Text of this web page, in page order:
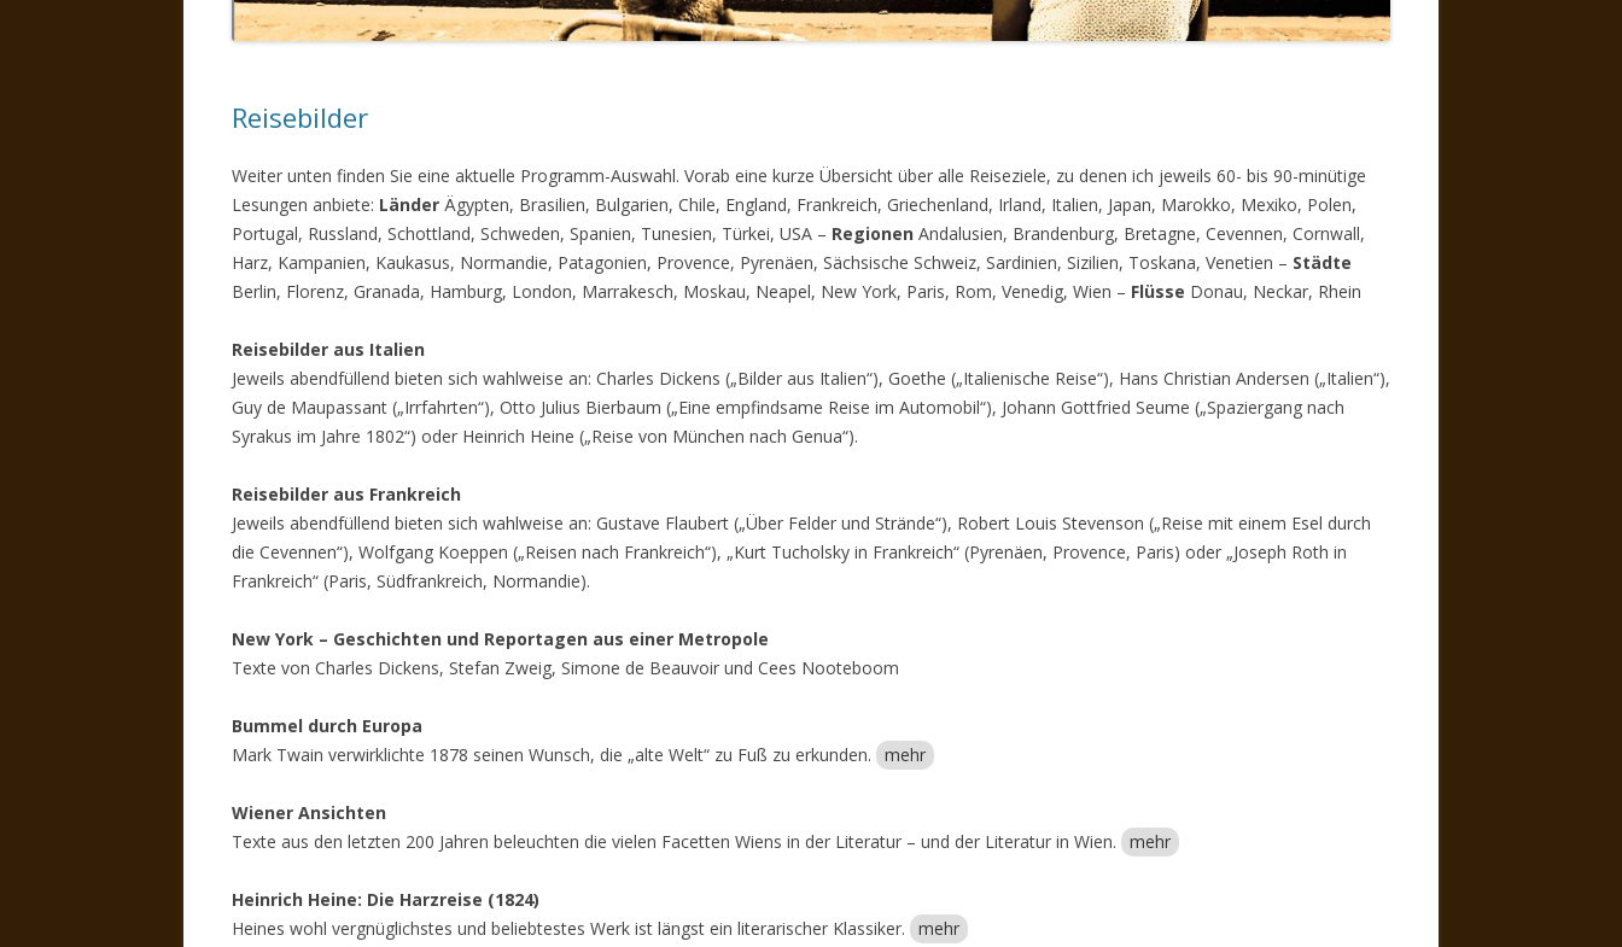
Reisebilder
Weiter unten finden Sie eine aktuelle Programm-Auswahl. Vorab eine kurze Übersicht über alle Reiseziele, zu denen ich jeweils 60- bis 90-minütige
Lesungen anbiete: Länder Ägypten, Brasilien, Bulgarien, Chile, England, Frankreich, Griechenland, Irland, Italien, Japan, Marokko, Mexiko, Polen,
Portugal, Russland, Schottland, Schweden, Spanien, Tunesien, Türkei, USA – Regionen Andalusien, Brandenburg, Bretagne, Cevennen, Cornwall,
Harz, Kampanien, Kaukasus, Normandie, Patagonien, Provence, Pyrenäen, Sächsische Schweiz, Sardinien, Sizilien, Toskana, Venetien – Städte
Berlin, Florenz, Granada, Hamburg, London, Marrakesch, Moskau, Neapel, New York, Paris, Rom, Venedig, Wien – Flüsse Donau, Neckar, Rhein
Reisebilder aus Italien
Jeweils abendfüllend bieten sich wahlweise an: Charles Dickens („Bilder aus Italien“), Goethe („Italienische Reise“), Hans Christian Andersen („Italien“),
Guy de Maupassant („Irrfahrten“), Otto Julius Bierbaum („Eine empfindsame Reise im Automobil“), Johann Gottfried Seume („Spaziergang nach
Syrakus im Jahre 1802“) oder Heinrich Heine („Reise von München nach Genua“).
Reisebilder aus Frankreich
Jeweils abendfüllend bieten sich wahlweise an: Gustave Flaubert („Über Felder und Strände“), Robert Louis Stevenson („Reise mit einem Esel durch
die Cevennen“), Wolfgang Koeppen („Reisen nach Frankreich“), „Kurt Tucholsky in Frankreich“ (Pyrenäen, Provence, Paris) oder „Joseph Roth in
Frankreich“ (Paris, Südfrankreich, Normandie).
New York – Geschichten und Reportagen aus einer Metropole
Texte von Charles Dickens, Stefan Zweig, Simone de Beauvoir und Cees Nooteboom
Bummel durch Europa
Mark Twain verwirklichte 1878 seinen Wunsch, die „alte Welt“ zu Fuß zu erkunden.
mehr
Wiener Ansichten
Texte aus den letzten 200 Jahren beleuchten die vielen Facetten Wiens in der Literatur – und der Literatur in Wien.
mehr
Heinrich Heine: Die Harzreise (1824)
Heines wohl vergnüglichstes und beliebtestes Werk ist längst ein literarischer Klassiker.
mehr